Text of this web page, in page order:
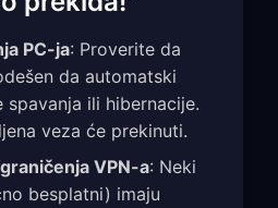
PC-ja: Proverite da
da automatski
spavanja ili hibernacije.
veza će prekinuti.
VPN-a: Neki
besplatni) imaju